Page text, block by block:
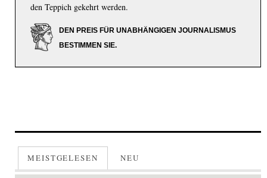
den Teppich gekehrt werden.
DEN PREIS FÜR UNABHÄNGIGEN JOURNALISMUS
BESTIMMEN SIE.
MEISTGELESEN NEU